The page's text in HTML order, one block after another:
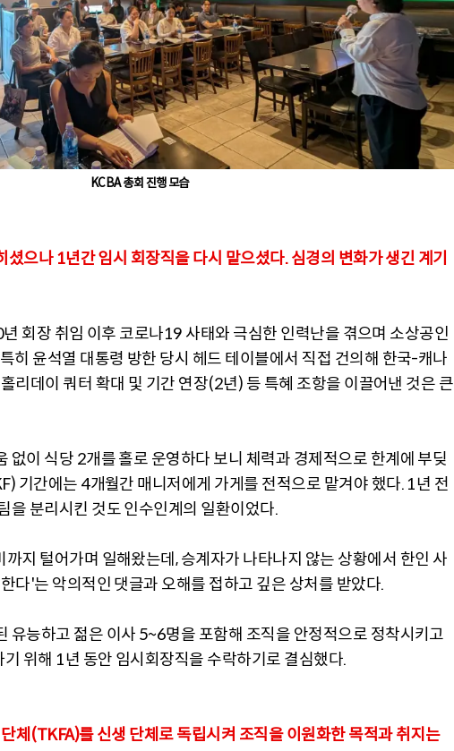
KCBA 총회 진행 모습
셨으나 1년간 임시 회장직을 다시 맡으셨다. 심경의 변화가 생긴 계기
회장 취임 이후 코로나19 사태와 극심한 인력난을 겪으며 소상공인
히 윤석열 대통령 방한 당시 헤드 테이블에서 직접 건의해 한국-캐나
리데이 쿼터 확대 및 기간 연장(2년) 등 특혜 조항을 이끌어낸 것은 큰
없이 식당 2개를 홀로 운영하다 보니 체력과 경제적으로 한계에 부딪
기간에는 4개월간 매니저에게 가게를 전적으로 맡겨야 했다. 1년 전
을 분리시킨 것도 인수인계의 일환이었다.
지 털어가며 일해왔는데, 승계자가 나타나지 않는 상황에서 한인 사
다'는 악의적인 댓글과 오해를 접하고 깊은 상처를 받았다.
유능하고 젊은 이사 5~6명을 포함해 조직을 안정적으로 정착시키고
위해 1년 동안 임시회장직을 수락하기로 결심했다.
체(TKFA)를 신생 단체로 독립시켜 조직을 이원화한 목적과 취지는